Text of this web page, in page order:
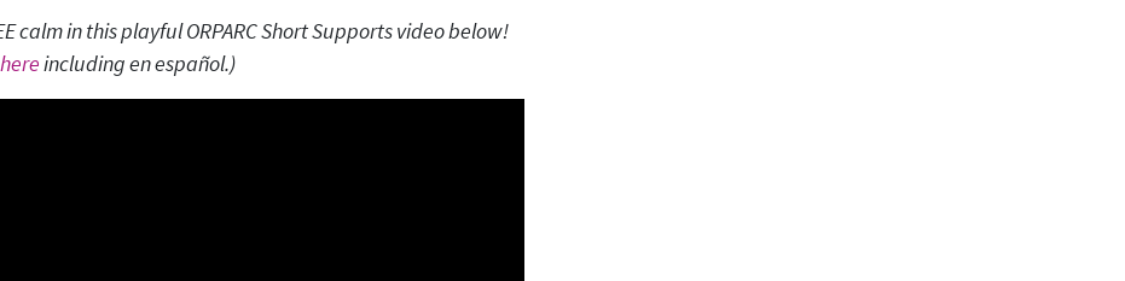
calm in this playful ORPARC Short Supports video below!
including en español.)